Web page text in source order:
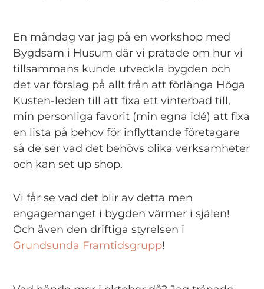
En måndag var jag på en workshop med
Bygdsam i Husum där vi pratade om hur vi
tillsammans kunde utveckla bygden och
det var förslag på allt från att förlänga Höga
Kusten-leden till att fixa ett vinterbad till,
min personliga favorit (min egna idé) att fixa
en lista på behov för inflyttande företagare
så de ser vad det behövs olika verksamheter
och kan set up shop.
Vi får se vad det blir av detta men
engagemanget i bygden värmer i själen!
Och även den driftiga styrelsen i
Grundsunda Framtidsgrupp!